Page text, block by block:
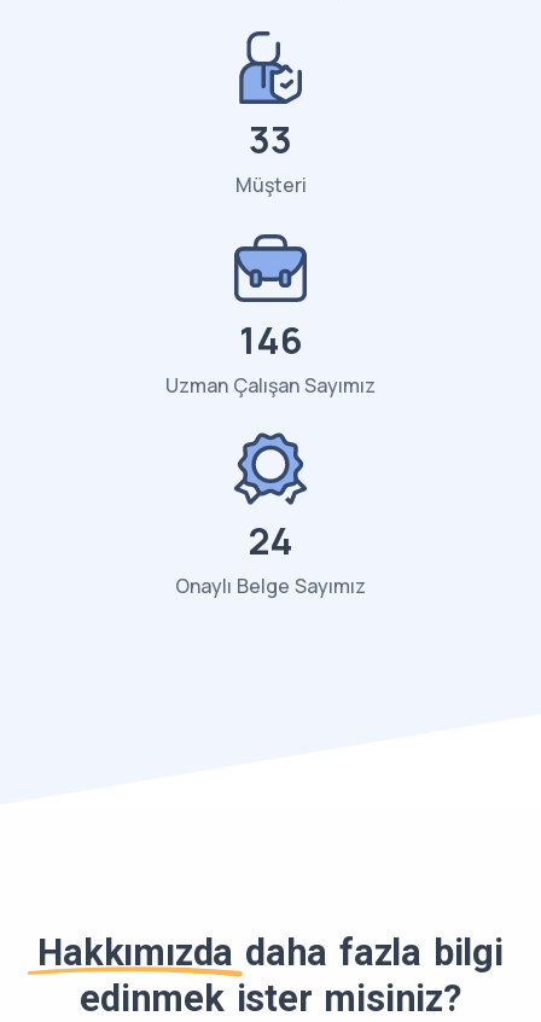
34
Müşteri
150
Uzman Çalışan Sayımız
25
Onaylı Belge Sayımız
Hakkımızda daha fazla bilgi
edinmek ister misiniz?